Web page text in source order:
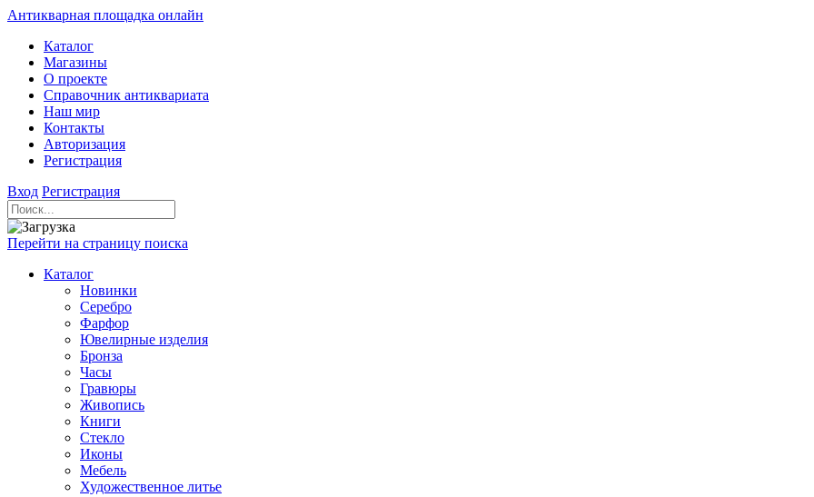
Антикварная площадка онлайн
Каталог
Магазины
О проекте
Справочник антиквариата
Наш мир
Контакты
Авторизация
Регистрация
Вход Регистрация
Перейти на страницу поиска
Каталог
Новинки
Серебро
Фарфор
Ювелирные изделия
Бронза
Часы
Гравюры
Живопись
Книги
Стекло
Иконы
Мебель
Художественное литье